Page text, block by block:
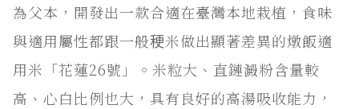
為父本，開發出一款合適在臺灣本地栽植，食味
與適用屬性都跟一般稉米做出顯著差異的燉飯適
用米「花蓮26號」。米粒大、直鏈澱粉含量較
高、心白比例也大，具有良好的高湯吸收能力，